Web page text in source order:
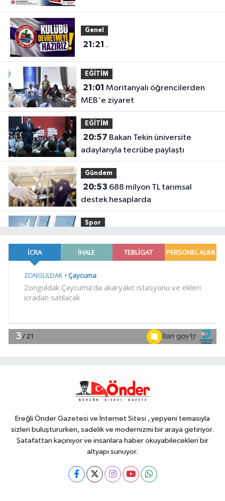
Genel
21:21 .
EĞİTİM
21:01
MEB'e ziyaret
EĞİTİM
20:57
adaylarıyla tecrübe paylaştı
Gündem
20:53
destek hesaplarda
Spor
mücadelesi ilk günde nefes kesti
18:55Bursa'da tarihi eser
18:45
girişimcilere yeni kapılar açıyor
Ereğli Önder Gazetesi ve İnternet Sitesi , yepyeni temasıyla
sizleri buluştururken, sadelik ve modernizmi bir araya getiriyor.
Şatafattan kaçınıyor ve insanlara haber okuyabilecekleri bir
altyapı sunuyor.